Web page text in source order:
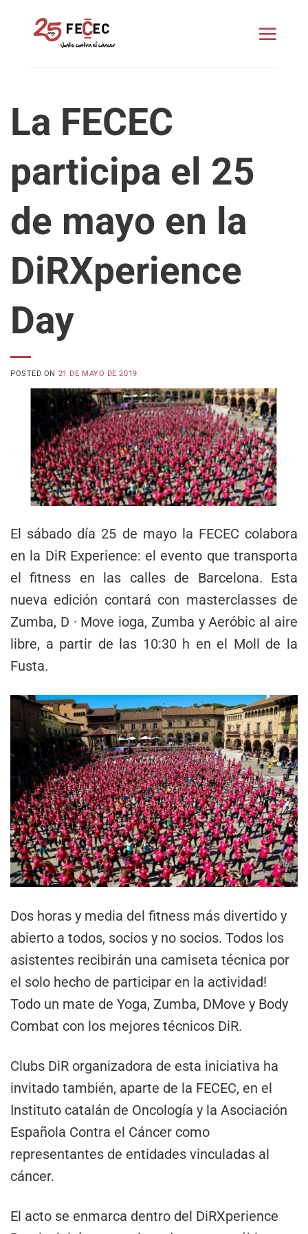
contenido
La FECEC
participa el 25
de mayo en la
DiRXperience
Day
POSTED ON 21 DE MAYO DE 2019
El sábado día 25 de mayo la FECEC colabora
en la DiR Experience: el evento que transporta
el fitness en las calles de Barcelona. Esta
nueva edición contará con masterclasses de
Zumba, D · Move ioga, Zumba y Aeróbic al aire
libre, a partir de las 10:30 h en el Moll de la
Fusta.
Dos horas y media del fitness más divertido y
abierto a todos, socios y no socios. Todos los
asistentes recibirán una camiseta técnica por
el solo hecho de participar en la actividad!
Todo un mate de Yoga, Zumba, DMove y Body
Combat con los mejores técnicos DiR.
Clubs DiR organizadora de esta iniciativa ha
invitado también, aparte de la FECEC, en el
Instituto catalán de Oncología y la Asociación
Española Contra el Cáncer como
representantes de entidades vinculadas al
cáncer.
El acto se enmarca dentro del DiRXperience